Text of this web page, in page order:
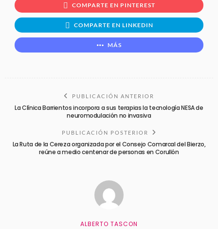
COMPARTE EN PINTEREST
COMPARTE EN LINKEDIN
MÁS
PUBLICACIÓN ANTERIOR
La Clínica Barrientos incorpora a sus terapias la tecnología NESA de
neuromodulación no invasiva
PUBLICACIÓN POSTERIOR
La Ruta de la Cereza organizada por el Consejo Comarcal del Bierzo,
reúne a medio centenar de personas en Corullón
ALBERTO TASCON